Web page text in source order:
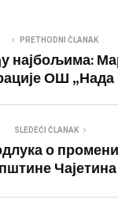
PRETHODNI ČLANAK
најбољима:
ОШ
SLEDEĆI ČLANAK
о
Чајетина